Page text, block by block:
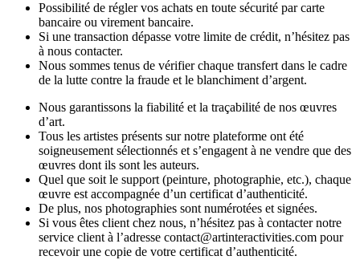
Possibilité de régler vos achats en toute sécurité par carte
bancaire ou virement bancaire.
Si une transaction dépasse votre limite de crédit, n’hésitez pas
à nous contacter.
Nous sommes tenus de vérifier chaque transfert dans le cadre
de la lutte contre la fraude et le blanchiment d’argent.
Nous garantissons la fiabilité et la traçabilité de nos œuvres
d’art.
Tous les artistes présents sur notre plateforme ont été
soigneusement sélectionnés et s’engagent à ne vendre que des
œuvres dont ils sont les auteurs.
Quel que soit le support (peinture, photographie, etc.), chaque
œuvre est accompagnée d’un certificat d’authenticité.
De plus, nos photographies sont numérotées et signées.
Si vous êtes client chez nous, n’hésitez pas à contacter notre
service client à l’adresse contact@artinteractivities.com pour
recevoir une copie de votre certificat d’authenticité.